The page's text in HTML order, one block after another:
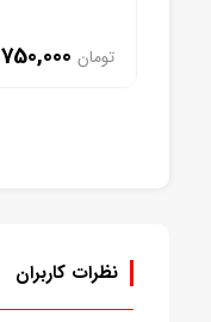
750,000 تومان
نظرات کاربران